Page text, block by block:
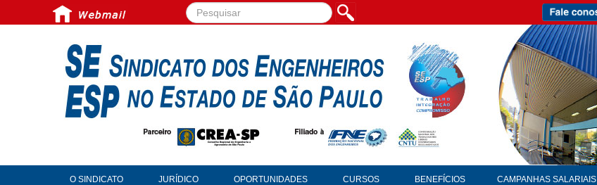
Pesquisar...
O SINDICATO JURÍDICO OPORTUNIDADES CURSOS BENEFÍCIOS CAMPANHAS SALARIAIS